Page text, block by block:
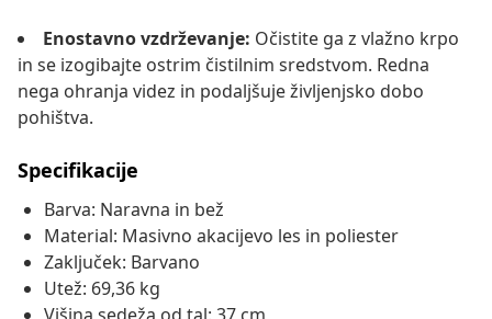
Enostavno vzdrževanje: Očistite ga z vlažno krpo
in se izogibajte ostrim čistilnim sredstvom. Redna
nega ohranja videz in podaljšuje življenjsko dobo
pohištva.
Specifikacije
Barva: Naravna in bež
Material: Masivno akacijevo les in poliester
Zaključek: Barvano
Utež: 69,36 kg